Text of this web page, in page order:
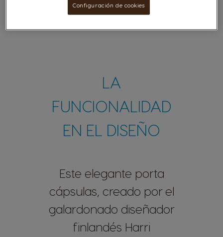
LA
FUNCIONALIDAD
EN EL DISEÑO
Este elegante porta
cápsulas, creado por el
galardonado diseñador
finlandés Harri
Configuración de cookies